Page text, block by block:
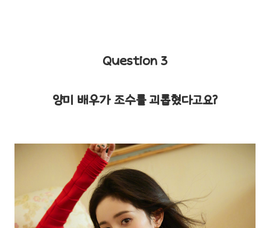
Question 3
양미 배우가 조수를 괴롭혔다고요?